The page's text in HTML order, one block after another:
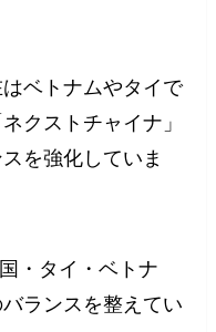
ベトナムやタイで
クストチャイナ」
を強化していま
・タイ・ベトナ
ランスを整えてい